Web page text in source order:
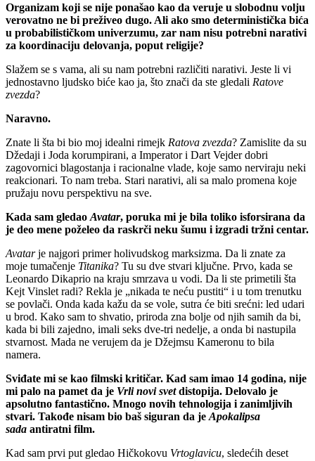
Organizam koji se nije ponašao kao da veruje u slobodnu volju
verovatno ne bi preživeo dugo. Ali ako smo deterministička bića
u probabilističkom univerzumu, zar nam nisu potrebni narativi
za koordinaciju delovanja, poput religije?
Slažem se s vama, ali su nam potrebni različiti narativi. Jeste li vi
jednostavno ljudsko biće kao ja, što znači da ste gledali Ratove
zvezda?
Naravno.
Znate li šta bi bio moj idealni rimejk Ratova zvezda? Zamislite da su
Džedaji i Joda korumpirani, a Imperator i Dart Vejder dobri
zagovornici blagostanja i racionalne vlade, koje samo nerviraju neki
reakcionari. To nam treba. Stari narativi, ali sa malo promena koje
pružaju novu perspektivu na sve.
Kada sam gledao Avatar, poruka mi je bila toliko isforsirana da
je deo mene poželeo da raskrči neku šumu i izgradi tržni centar.
Avatarje najgori primer holivudskog marksizma. Da li znate za
moje tumačenje Titanika? Tu su dve stvari ključne. Prvo, kada se
Leonardo Dikaprio na kraju smrzava u vodi. Da li ste primetili šta
Kejt Vinslet radi? Rekla je „nikada te neću pustiti“ i u tom trenutku
se povlači. Onda kada kažu da se vole, sutra će biti srećni: led udari
u brod. Kako sam to shvatio, priroda zna bolje od njih samih da bi,
kada bi bili zajedno, imali seks dve-tri nedelje, a onda bi nastupila
stvarnost. Mada ne verujem da je Džejmsu Kameronu to bila
namera.
Sviđate mi se kao filmski kritičar. Kad sam imao 14 godina, nije
mi palo na pamet da je Vrli novi svetdistopija. Delovalo je
apsolutno fantastično. Mnogo novih tehnologija i zanimljivih
stvari. Takođe nisam bio baš siguran da je Apokalipsa
sada antiratni film.
Kad sam prvi put gledao Hičkokovu Vrtoglavicu, sledećih deset